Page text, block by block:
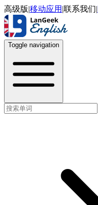
高级版|移动应用 |联系我们|
Toggle navigation